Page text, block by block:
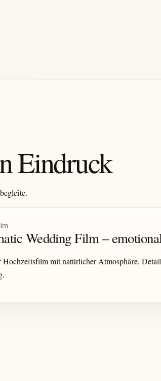
Eindruck
Wedding Film –
Hochzeitsfilm mit natürlicher Atmosphäre,